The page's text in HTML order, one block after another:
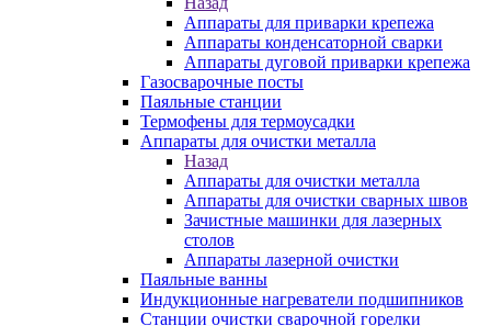
Аппараты для приварки крепежа
Аппараты конденсаторной сварки
Аппараты дуговой приварки крепежа
Газосварочные посты
Паяльные станции
Термофены для термоусадки
Аппараты для очистки металла
Назад
Аппараты для очистки металла
Аппараты для очистки сварных швов
Зачистные машинки для лазерных
столов
Аппараты лазерной очистки
Паяльные ванны
Индукционные нагреватели подшипников
Станции очистки сварочной горелки